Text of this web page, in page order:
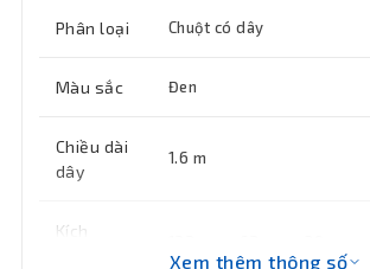
Phân loại Chuột có dây
Màu sắc Đen
Chiều dài
dây
1.6 m
Kích
Xem thêm thông số